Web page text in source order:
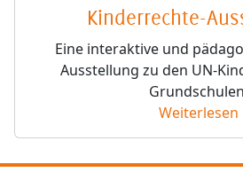
Kinderrechte-
Eine interaktive und
Ausstellung zu den UN-
Weiterlesen